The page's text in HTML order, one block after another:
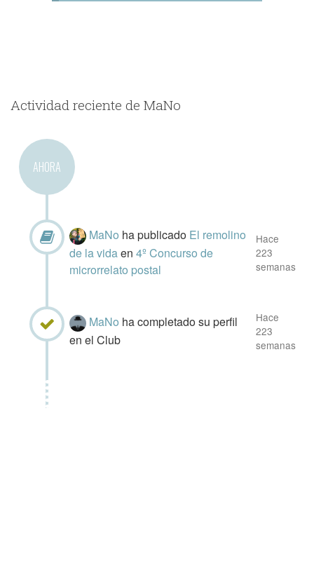
Actividad reciente de MaNo
AHORA
MaNo ha publicado El remolino
de la vidaen4º Concurso de
microrrelato postal
Hace
223
semanas
MaNo ha completado su perfil
en el Club
Hace
223
semanas